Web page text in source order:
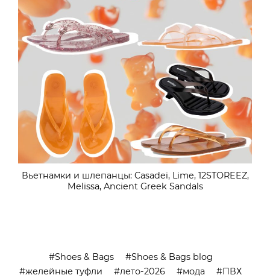
Вьетнамки и шлепанцы: Casadei, Lime, 12STOREEZ,
Melissa, Ancient Greek Sandals
Shoes & Bags
Shoes & Bags blog
желейные туфли
лето-2026 мода
ПВХ